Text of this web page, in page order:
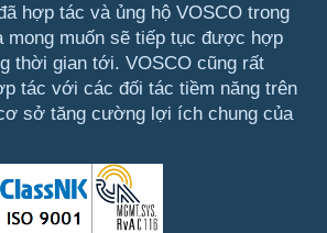
hợp tác và ủng hộ VOSCO trong
mong muốn sẽ tiếp tục được hợp
thời gian tới. VOSCO cũng rất
tác với các đối tác tiềm năng trên
sở tăng cường lợi ích chung của